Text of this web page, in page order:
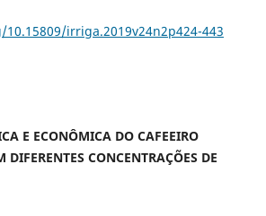
irriga.2019v24n2p424-443
E ECONÔMICA DO CAFEEIRO
DIFERENTES CONCENTRAÇÕES DE